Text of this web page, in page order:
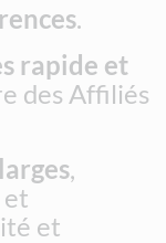
.
rapide et
des Affiliés
,
et
et